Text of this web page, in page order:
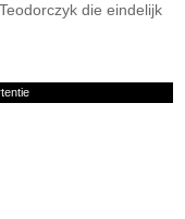
die eindelijk